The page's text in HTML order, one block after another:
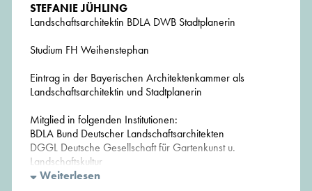
STEFANIE JÜHLING
Landschaftsarchitektin BDLA DWB Stadtplanerin
Studium FH Weihenstephan
Eintrag in der Bayerischen Architektenkammer als
Landschaftsarchitektin und Stadtplanerin
Mitglied in folgenden Institutionen:
BDLA Bund Deutscher Landschaftsarchitekten
DGGL Deutsche Gesellschaft für Gartenkunst u.
Landschaftskultur
DWB Deutscher Werkbund Bayern e.V. | zeitweise
Weiterlesen